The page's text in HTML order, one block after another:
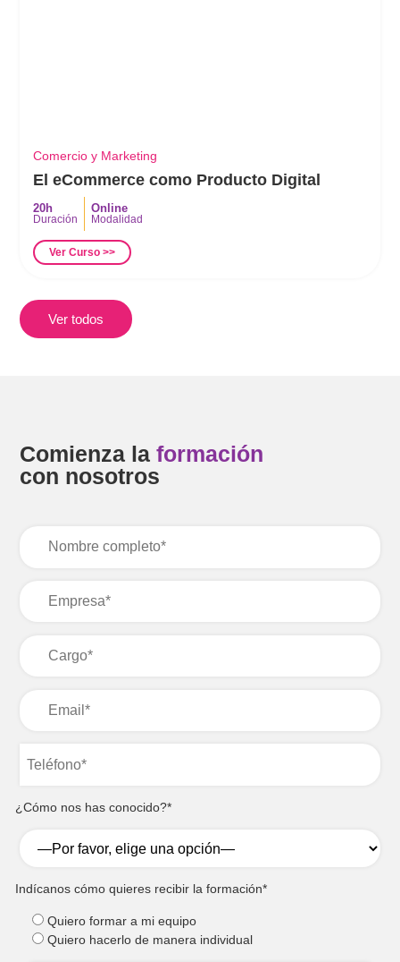
Comercio y Marketing
El eCommerce como Producto Digital
20h
Duración
Online
Modalidad
Ver Curso >>
Ver todos
Comienza laformación
con nosotros
¿Cómo nos has conocido?*
Indícanos cómo quieres recibir la formación*
Quiero formar a mi equipo
Quiero hacerlo de manera individual